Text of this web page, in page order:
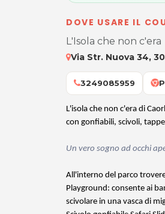
DOVE USARE IL
L'Isola che non c'era
Via Str. Nuova 34,
3249085959
L'isola che non c'era di
con gonfiabili, scivoli,
Un vero sogno ad occhi
All'interno del parco
Playground: consente ai
scivolare in una vasca di